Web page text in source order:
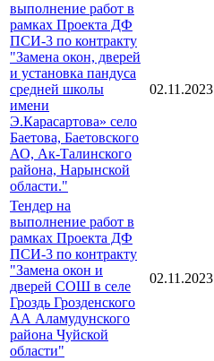
выполнение работ в
рамках Проекта ДФ
ПСИ-3 по контракту
"Замена окон, дверей
и установка пандуса
средней школы
имени
Э.Карасартова» село
Баетова, Баетовского
АО, Ак-Талинского
района, Нарынской
области."
02.11.2023
Тендер на
выполнение работ в
рамках Проекта ДФ
ПСИ-3 по контракту
"Замена окон и
дверей СОШ в селе
Гроздь Грозденского
АА Аламудунского
района Чуйской
области"
02.11.2023